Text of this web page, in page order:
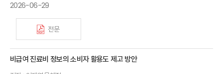
2026-06-29
전문
비급여 진료비 정보의 소비자 활용도 제고 방안